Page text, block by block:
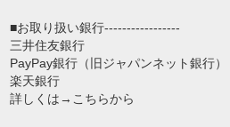
■お取り扱い銀行-----------------
三井住友銀行
PayPay銀行（旧ジャパンネット銀行）
楽天銀行
詳しくは→ こちらから